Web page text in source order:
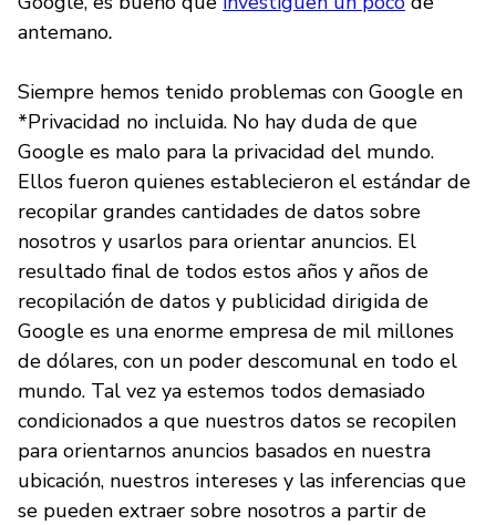
antemano.
Siempre hemos tenido problemas con Google en
*Privacidad no incluida. No hay duda de que
Google es malo para la privacidad del mundo.
Ellos fueron quienes establecieron el estándar de
recopilar grandes cantidades de datos sobre
nosotros y usarlos para orientar anuncios. El
resultado final de todos estos años y años de
recopilación de datos y publicidad dirigida de
Google es una enorme empresa de mil millones
de dólares, con un poder descomunal en todo el
mundo. Tal vez ya estemos todos demasiado
condicionados a que nuestros datos se recopilen
para orientarnos anuncios basados en nuestra
ubicación, nuestros intereses y las inferencias que
se pueden extraer sobre nosotros a partir de